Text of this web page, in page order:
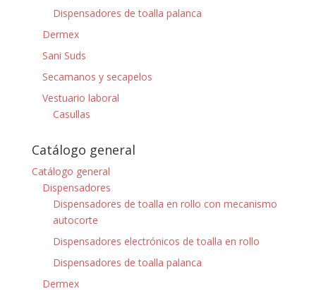
Dispensadores de toalla palanca
Dermex
Sani Suds
Secamanos y secapelos
Vestuario laboral
Casullas
Catálogo general
Catálogo general
Dispensadores
Dispensadores de toalla en rollo con mecanismo
autocorte
Dispensadores electrónicos de toalla en rollo
Dispensadores de toalla palanca
Dermex